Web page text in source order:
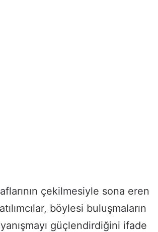
çekilmesiyle sona eren
böylesi buluşmaların
güçlendirdiğini ifade